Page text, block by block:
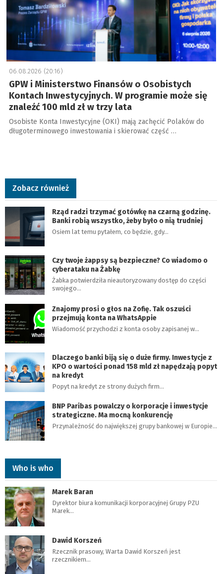
06.08.2026 (20:16)
GPW i Ministerstwo Finansów o Osobistych
Kontach Inwestycyjnych. W programie może się
znaleźć 100 mld zł w trzy lata
Osobiste Konta Inwestycyjne (OKI) mają zachęcić Polaków do
długoterminowego inwestowania i skierować część …
Zobacz również
Rząd radzi trzymać gotówkę na czarną godzinę.
Banki robią wszystko, żeby było o nią trudniej
Osiem lat temu pytałem, co będzie, gdy…
Czy twoje żappsy są bezpieczne? Co wiadomo o
cyberataku na Żabkę
Żabka potwierdziła nieautoryzowany dostęp do części
swojego…
Znajomy prosi o głos na Zofię. Tak oszuści
przejmują konta na WhatsAppie
Wiadomość przychodzi z konta osoby zapisanej w…
Dlaczego banki biją się o duże firmy. Inwestycje z
KPO o wartości ponad 158 mld zł napędzają popyt
na kredyt
Popyt na kredyt ze strony dużych firm…
BNP Paribas powalczy o korporacje i inwestycje
strategiczne. Ma mocną konkurencję
Przynależność do największej grupy bankowej w Europie…
Who is who
Marek Baran
Dyrektor biura komunikacji korporacyjnej Grupy PZU
Marek…
Dawid Korszeń
Rzecznik prasowy, Warta Dawid Korszeń jest
rzecznikiem…